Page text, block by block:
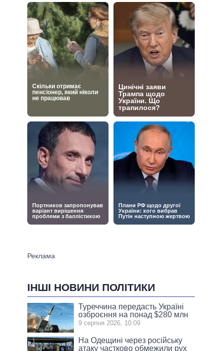
ІНШІ НОВИНИ ПОЛІТИКИ
Туреччина передасть Україні
озброєння на понад $280 млн
9 серпня 2026, 10:09
На Одещині через російську
атаку частково обмежили рух